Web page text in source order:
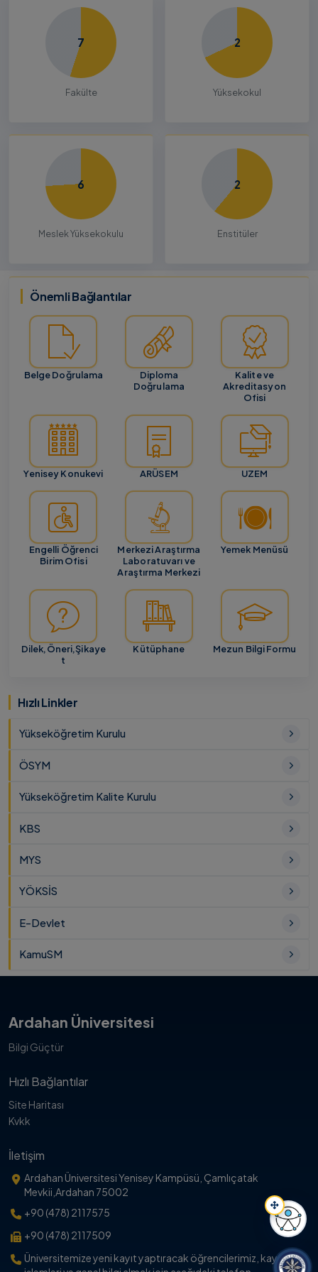
7
Fakülte
2
Yüksekokul
6
Meslek Yüksekokulu
2
Enstitüler
Önemli Bağlantılar
Belge Doğrulama
Diploma
Doğrulama
Kalite ve
Akreditasyon
Ofisi
Yenisey Konukevi ARÜSEM UZEM
Engelli Öğrenci
Birim Ofisi
Merkezi Araştırma
Laboratuvarı ve
Araştırma Merkezi
Yemek Menüsü
Dilek,Öneri,Şikaye
t
Kütüphane Mezun Bilgi Formu
Hızlı Linkler
Yükseköğretim Kurulu
ÖSYM
Yükseköğretim Kalite Kurulu
KBS
MYS
YÖKSİS
E-Devlet
KamuSM
Ardahan Üniversitesi
Bilgi Güçtür
Hızlı Bağlantılar
Site Haritası
Kvkk
İletişim
Ardahan Üniversitesi Yenisey Kampüsü, Çamlıçatak
Mevkii,Ardahan 75002
+90 (478) 2117575
+90 (478) 2117509
Üniversitemize yeni kayıt yaptıracak öğrencilerimiz, kayıt